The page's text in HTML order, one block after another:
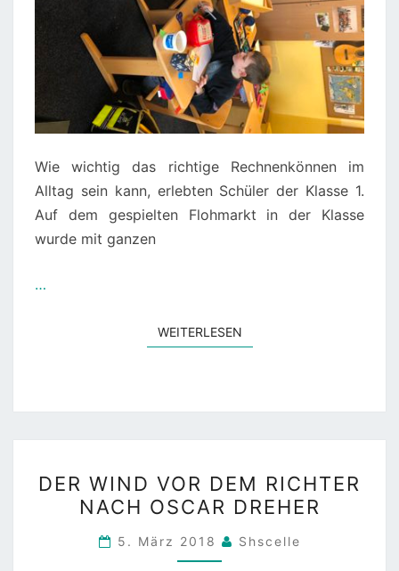
Wie wichtig das richtige Rechnenkönnen im
Alltag sein kann, erlebten Schüler der Klasse 1.
Auf dem gespielten Flohmarkt in der Klasse
wurde mit ganzen
…
WEITERLESENWEITERLESEN
WIND
VOR
DEM
RICHTER
DER WIND VOR DEM RICHTER
NACH OSCAR DREHER
5. März 2018 Shscelle